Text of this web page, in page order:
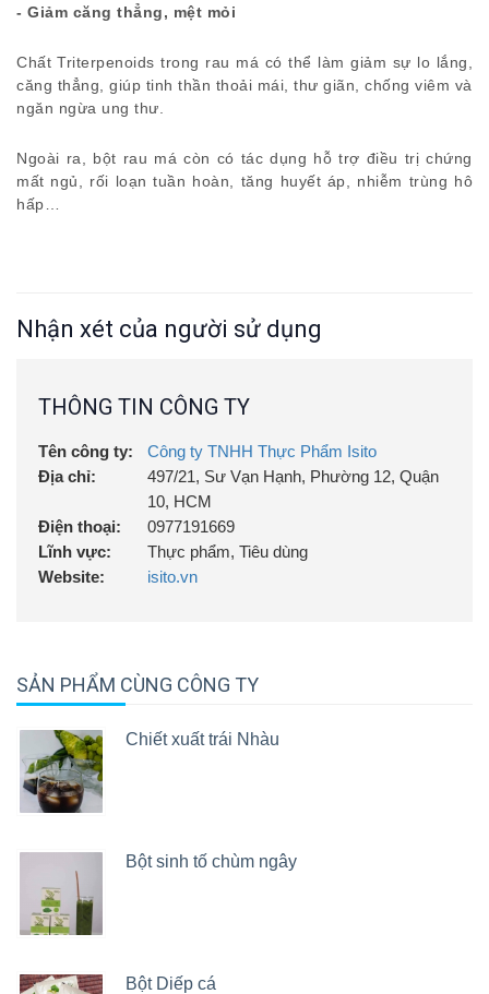
- Giảm căng thẳng, mệt mỏi
Chất Triterpenoids trong rau má có thể làm giảm sự lo lắng,
căng thẳng, giúp tinh thần thoải mái, thư giãn, chống viêm và
ngăn ngừa ung thư.
Ngoài ra, bột rau má còn có tác dụng hỗ trợ điều trị chứng
mất ngủ, rối loạn tuần hoàn, tăng huyết áp, nhiễm trùng hô
hấp…
Nhận xét của người sử dụng
THÔNG TIN CÔNG TY
Tên công ty:
Công ty TNHH Thực Phẩm Isito
Địa chỉ:
497/21, Sư Vạn Hạnh, Phường 12, Quận
10, HCM
Điện thoại:
0977191669
Lĩnh vực:
Thực phẩm, Tiêu dùng
Website:
isito.vn
SẢN PHẨM CÙNG CÔNG TY
Chiết xuất trái Nhàu
Bột sinh tố chùm ngây
Bột Diếp cá